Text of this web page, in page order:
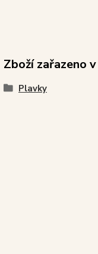
Zboží zařazeno
Plavky